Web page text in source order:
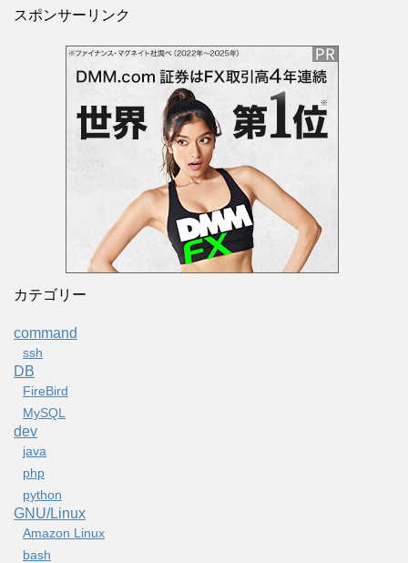
スポンサーリンク
カテゴリー
command
ssh
DB
FireBird
MySQL
dev
java
php
python
GNU/Linux
Amazon Linux
bash